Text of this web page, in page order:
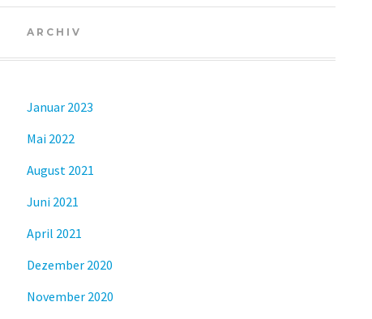
ARCHIV
Januar 2023
Mai 2022
August 2021
Juni 2021
April 2021
Dezember 2020
November 2020